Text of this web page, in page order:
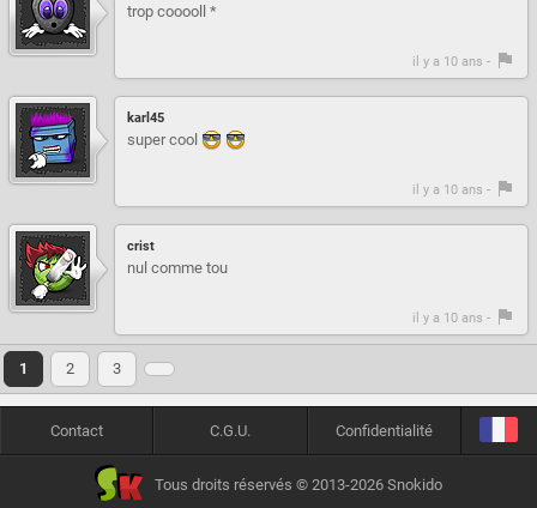
trop cooooll *
il y a 10 ans -
karl45
super cool
il y a 10 ans -
crist
nul comme tou
il y a 10 ans -
1 2 3
Contact C.G.U. Confidentialité
Tous droits réservés © 2013-2026 Snokido